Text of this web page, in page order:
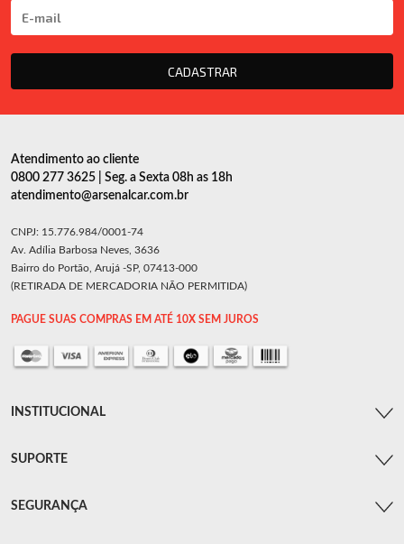
CADASTRAR
Atendimento ao cliente
0800 277 3625 | Seg. a Sexta 08h as 18h
atendimento@arsenalcar.com.br
CNPJ: 15.776.984/0001-74
Av. Adília Barbosa Neves, 3636
Bairro do Portão, Arujá -SP, 07413-000
(RETIRADA DE MERCADORIA NÃO PERMITIDA)
PAGUE SUAS COMPRAS EM ATÉ 10X SEM JUROS
INSTITUCIONAL
SUPORTE
SEGURANÇA